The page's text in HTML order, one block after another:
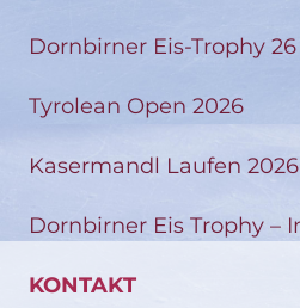
Dornbirner Eis-Trophy 26
Tyrolean Open 2026
Kasermandl Laufen 2026
Dornbirner Eis Trophy –
KONTAKT